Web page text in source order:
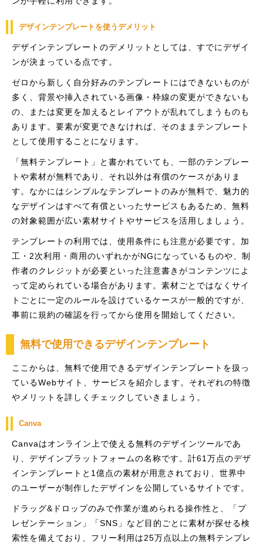
デザインテンプレートを使うデメリット
デザインテンプレートのデメリットとしては、すでにデザイ
ンが決まっている点です。
ゼロから新しく自分好みのテンプレートにはできないものが
多く、背景や挿入されている画像・枠線の変更ができないも
の、または変更を加えるとレイアウトが乱れてしまうものも
あります。要素が変更できなければ、そのままテンプレート
として使用することになります。
「無料テンプレート」と書かれていても、一部のテンプレー
トや素材が無料であり、それ以外は有償のケースがありま
す。なかにはシンプルなテンプレートのみが無料で、魅力的
なデザインはすべて有償といったサービスもあるため、無料
の対象範囲が広い素材サイトやサービスを活用しましょう。
テンプレートの利用では、使用条件にも注意が必要です。加
工・2次利用・商用のいずれかがNGになっているものや、制
作者のクレジットが必要といった注意書きがコンテンツによ
って定められている場合があります。素材ごとではなくサイ
トごとに一定のルールを設けているケースが一般的ですが、
事前に規約の確認を行ってから使用を開始してください。
無料で使用できるデザインテンプレート
ここからは、無料で使用できるデザインテンプレートを扱っ
ているWebサイト、サービスを紹介します。それぞれの特徴
やメリットを詳しくチェックしていきましょう。
Canva
Canvaはオンライン上で使える無料のデザインツールであ
り、デザインプラットフォームの名称です。計61万点のデザ
インテンプレートと1億点の素材が用意されており、世界中
のユーザーが制作したデザインを公開しているサイトです。
ドラッグ&ドロップのみで作業が進められる操作性と、「プ
レゼンテーション」「SNS」など目的ごとに素材が探せる検
索性を備えており、フリー利用は25万点以上の無料テンプレ